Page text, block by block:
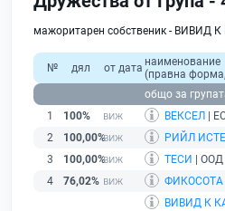
мажоритарен собственик - ВИВИД
№ дял от дата наименование
(правна
общо за
1
100% ВЕКСЕЛ |
2
100,00% РИЙЛ
3
100,00% ТЕСИ |
4
76,02% ФИКОСОТА
ВИВИД К